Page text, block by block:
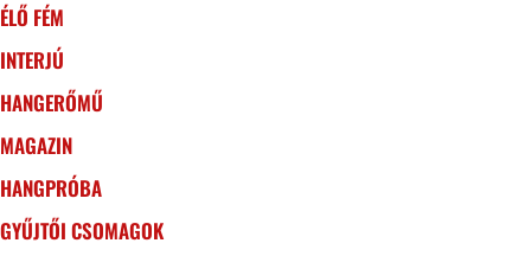
ÉLŐ FÉM
INTERJÚ
HANGERŐMŰ
MAGAZIN
HANGPRÓBA
GYŰJTŐI CSOMAGOK